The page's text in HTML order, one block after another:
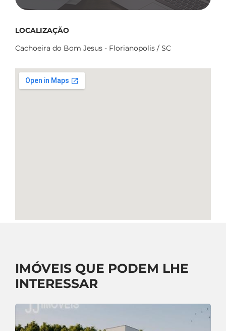
LOCALIZAÇÃO
Cachoeira do Bom Jesus - Florianopolis / SC
IMÓVEIS QUE PODEM LHE
INTERESSAR